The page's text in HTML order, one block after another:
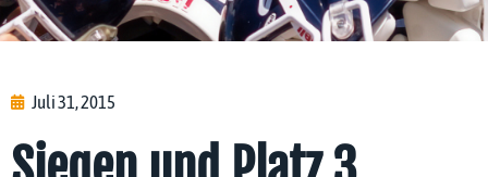
Juli 31, 2015